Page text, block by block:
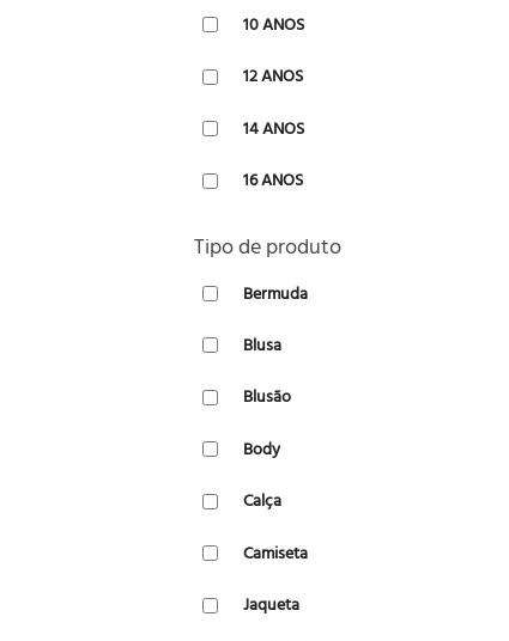
10 ANOS
12 ANOS
14 ANOS
16 ANOS
Tipo de produto
Bermuda
Blusa
Blusão
Body
Calça
Camiseta
Jaqueta